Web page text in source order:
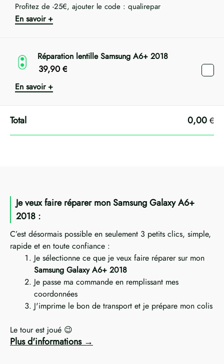
Profitez de -25€, ajouter le code : qualirepar
En savoir +
Réparation lentille Samsung A6+ 2018
39,90 €
En savoir +
0,00 €
Je veux faire réparer mon Samsung Galaxy A6+
2018 :
C’est désormais possible en seulement 3 petits clics, simple,
rapide et en toute confiance :
Je sélectionne ce que je veux faire réparer sur mon
Samsung Galaxy A6+ 2018
Je passe ma commande en remplissant mes
coordonnées
J'imprime le bon de transport et je prépare mon colis
Le tour est joué 😉
Plus d'informations